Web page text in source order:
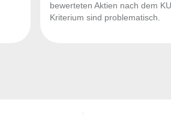
bewerteten Aktien nach dem
Kriterium sind problematisch.